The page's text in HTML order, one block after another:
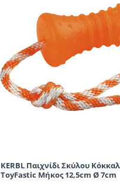
KERBL Παιχνίδι Σκύλου
ToyFastic Μήκος 12,5cm Ø 7cm